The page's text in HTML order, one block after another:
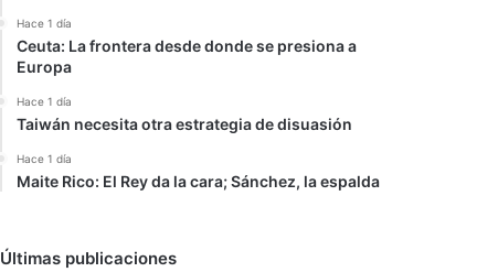
Hace 1 día
Ceuta: La frontera desde donde se presiona a
Europa
Hace 1 día
Taiwán necesita otra estrategia de disuasión
Hace 1 día
Maite Rico: El Rey da la cara; Sánchez, la espalda
Últimas publicaciones